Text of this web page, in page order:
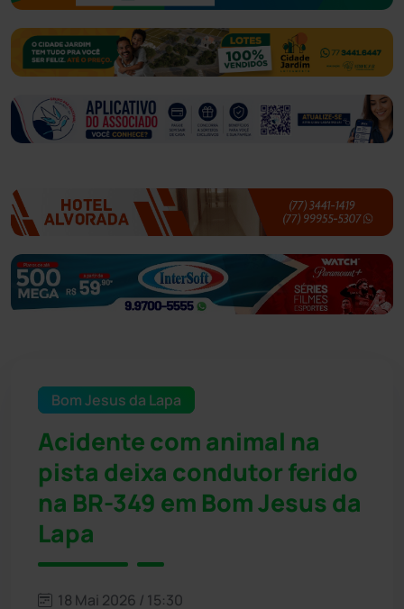
Bom Jesus da Lapa
Acidente com animal na
pista deixa condutor ferido
na BR-349 em Bom Jesus da
Lapa
18 Mai 2026 / 15:30